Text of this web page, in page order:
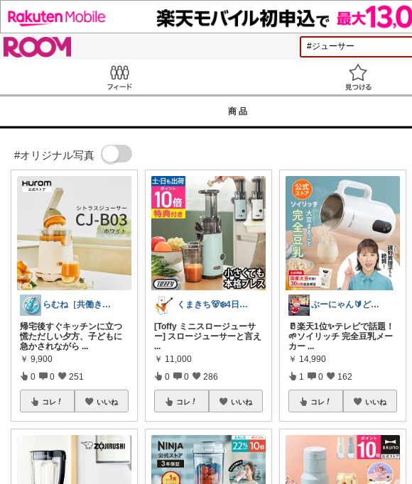
商品
#オリジナル写真
らむね［共働き時短家電ナビ］
帰宅後すぐキッチンに立つ
慌ただしい夕方、子どもに
急かされながら ...
￥ 9,900
0 0 251
コレ いいね
くまきち🐻‍❄️4日購入感謝🌻
[Toffy ミニスロージューサ
ー] スロージューサーと言え
...
￥ 11,000
0 0 286
コレ いいね
ぶーにゃん🔰どうしたら売れるかな😭
🥛楽天1位✨テレビで話題！
🌱ソイリッチ 完全豆乳メー
カー...
￥ 14,990
1 0 162
コレ いいね